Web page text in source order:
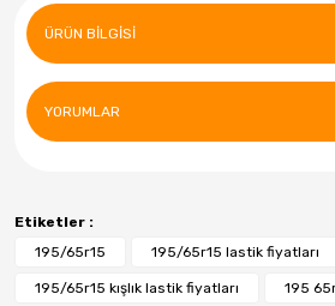
ÜRÜN BILGISI
YORUMLAR
Etiketler :
195/65r15
195/65r15 lastik fiyatları
195/65r15 kışlık lastik fiyatları 195